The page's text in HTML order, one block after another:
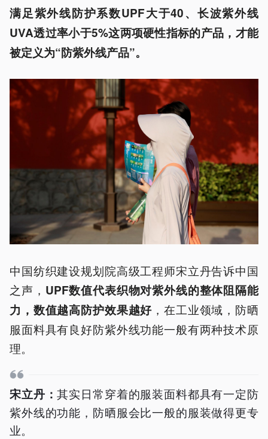
满足紫外线防护系数UPF大于40、长波紫外线
UVA透过率小于5%这两项硬性指标的产品，才能
被定义为“防紫外线产品”。
中国纺织建设规划院高级工程师宋立丹告诉中国
之声， UPF数值代表织物对紫外线的整体阻隔能
力，数值越高防护效果越好 ，在工业领域，防晒
服面料具有良好防紫外线功能一般有两种技术原
理。
宋立丹：其实日常穿着的服装面料都具有一定防
紫外线的功能，防晒服会比一般的服装做得更专
业。